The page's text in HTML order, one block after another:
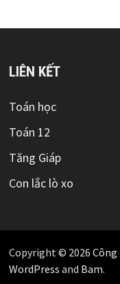
LIÊN KẾT
Toán học
Toán 12
Tăng Giáp
Con lắc lò xo
Copyright © 2026
WordPress and Bam.